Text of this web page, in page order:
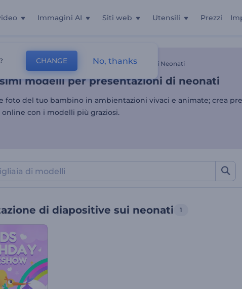
Immagini AI Siti web Utensili Prezzi
modelli per
Presentazione Presentazione Di Diapositive Sui Neonati
modelli per presentazioni di neonati
foto del tuo bambino in ambientazioni vivaci e animate; crea
online con i modelli più graziosi.
di diapositive sui neonati 1
CHANGE No, thanks